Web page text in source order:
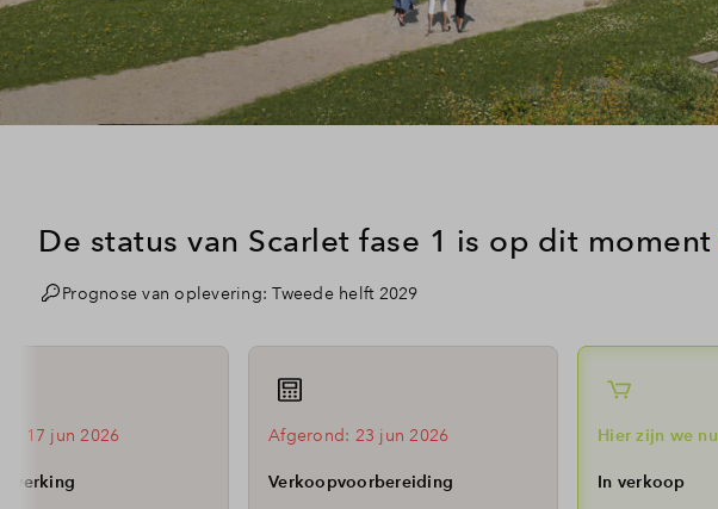
De status van Scarlet fase 1 is op dit moment
Prognose van oplevering: Tweede helft 2029
17 jun 2026 Afgerond: 23 jun 2026
Verkoopvoorbereiding
Hier zijn we nu
In verkoop